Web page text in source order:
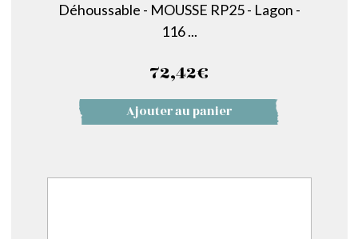
Déhoussable - MOUSSE RP25 - Lagon -
116 ...
72,42€
Ajouter au panier